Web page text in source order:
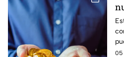
a
05